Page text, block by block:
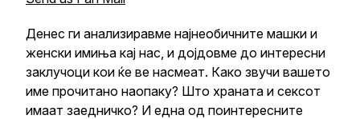
Денес ги анализиравме најнеобичните машки и
женски имиња кај нас, и дојдовме до интересни
заклучоци кои ќе ве насмеат. Како звучи вашето
име прочитано наопаку? Што храната и сексот
имаат заедничко? И една од поинтересните